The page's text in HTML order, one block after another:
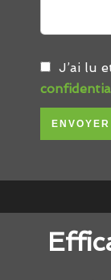
J’ai lu
ENVOYER